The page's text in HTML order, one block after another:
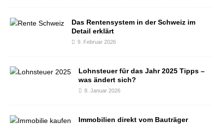
Das Rentensystem in der Schweiz im
Detail erklärt
9. Februar 2026
Lohnsteuer für das Jahr 2025 Tipps –
was ändert sich?
8. Januar 2026
Immobilien direkt vom Bauträger